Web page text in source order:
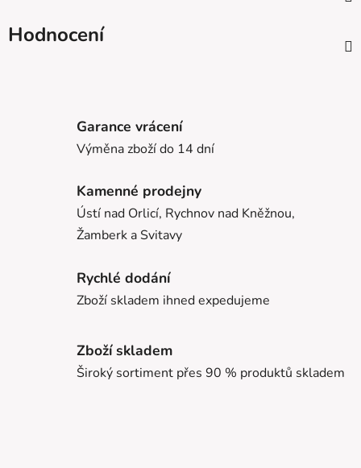
Hodnocení
Garance vrácení
Výměna zboží do 14 dní
Kamenné prodejny
Ústí nad Orlicí, Rychnov nad Kněžnou,
Žamberk a Svitavy
Rychlé dodání
Zboží skladem ihned expedujeme
Zboží skladem
Široký sortiment přes 90 % produktů skladem